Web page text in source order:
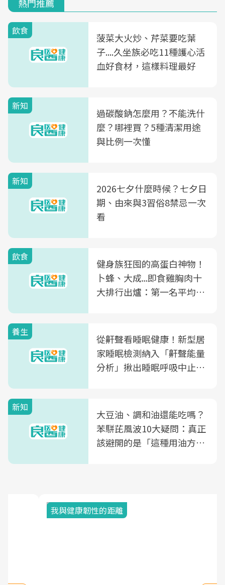
熱門推薦
飲食
菠菜大火炒、芹菜要吃葉
子....久坐族必吃11種護心活
血好食材，這樣料理最好
新知
過碳酸鈉怎麼用？不能洗什
麼？哪裡買？5種清潔用途
與比例一次懂
新知
2026七夕什麼時候？七夕日
期、由來與3習俗8禁忌一次
看
飲食
健身族狂囤的高蛋白神物！
卜蜂、大成...即食雞胸肉十
大排行出爐：第一名平均一
養生
從鼾聲看睡眠健康！新型居
家睡眠檢測納入「鼾聲能量
分析」揪出睡眠呼吸中止症
新知
大豆油、調和油還能吃嗎？
苯駢芘風波10大疑問：真正
該避開的是「這種用油方
我與健康韌性的距離